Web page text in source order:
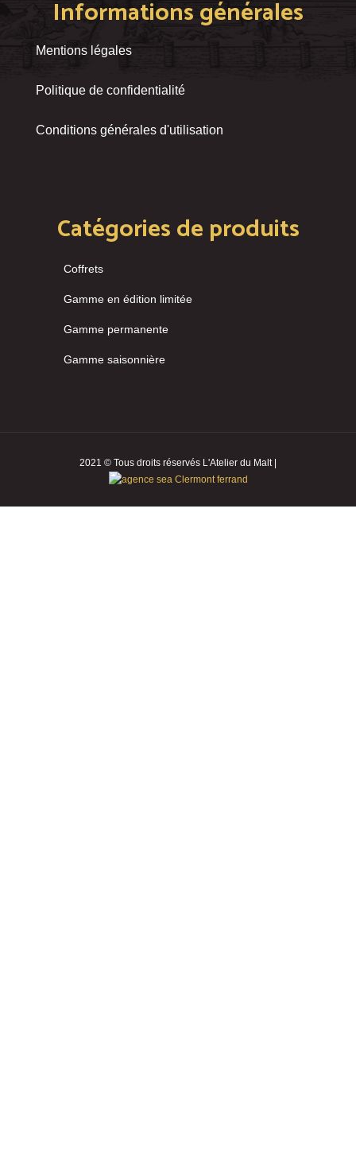
Informations générales
Mentions légales
Politique de confidentialité
Conditions générales d'utilisation
Catégories de produits
Coffrets
Gamme en édition limitée
Gamme permanente
Gamme saisonnière
2021 © Tous droits réservés L'Atelier du Malt |